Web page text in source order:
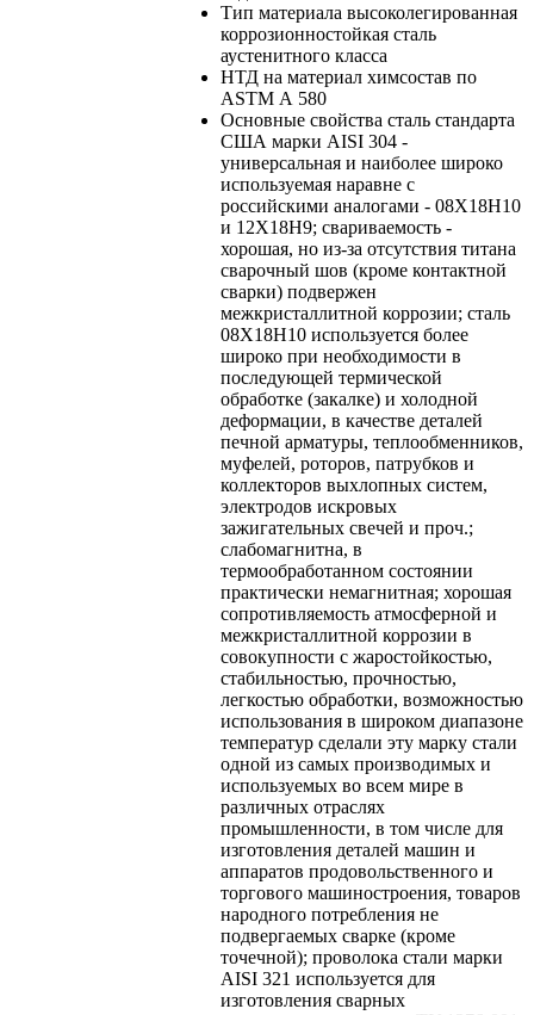
Тип материала высоколегированная
коррозионностойкая сталь
аустенитного класса
НТД на материал химсостав по
ASTM А 580
Основные свойства сталь стандарта
США марки AISI 304 -
универсальная и наиболее широко
используемая наравне с
российскими аналогами - 08Х18Н10
и 12Х18Н9; свариваемость -
хорошая, но из-за отсутствия титана
сварочный шов (кроме контактной
сварки) подвержен
межкристаллитной коррозии; сталь
08Х18Н10 используется более
широко при необходимости в
последующей термической
обработке (закалке) и холодной
деформации, в качестве деталей
печной арматуры, теплообменников,
муфелей, роторов, патрубков и
коллекторов выхлопных систем,
электродов искровых
зажигательных свечей и проч.;
слабомагнитна, в
термообработанном состоянии
практически немагнитная; хорошая
сопротивляемость атмосферной и
межкристаллитной коррозии в
совокупности с жаростойкостью,
стабильностью, прочностью,
легкостью обработки, возможностью
использования в широком диапазоне
температур сделали эту марку стали
одной из самых производимых и
используемых во всем мире в
различных отраслях
промышленности, в том числе для
изготовления деталей машин и
аппаратов продовольственного и
торгового машиностроения, товаров
народного потребления не
подвергаемых сварке (кроме
точечной); проволока стали марки
AISI 321 используется для
изготовления сварных